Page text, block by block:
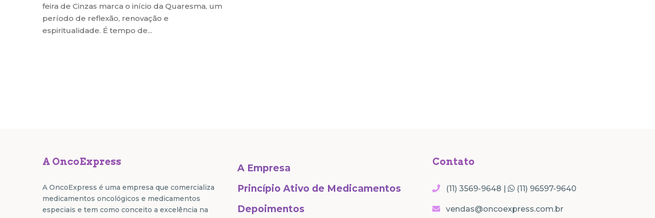
feira de Cinzas marca o início da Quaresma, um
período de reflexão, renovação e
espiritualidade. É tempo de...
A OncoExpress
A OncoExpress é uma empresa que comercializa
medicamentos oncológicos e medicamentos
especiais e tem como conceito a excelência na
A Empresa
Princípio Ativo de Medicamentos
Depoimentos
Contato
(11) 3569-9648 | (11) 96597-9640
vendas@oncoexpress.com.br